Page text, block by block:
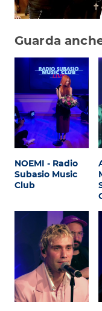
Guarda
NOEMI - Radio
Subasio Music
Club